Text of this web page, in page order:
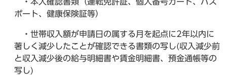
ポート、健康保険証等）
・世帯収入額が申請日の属する月を起点に2年以内に
著しく減少したことが確認できる書類の写し(収入減少前
と収入減少後の給与明細書や賃金明細書、預金通帳等の
写し)